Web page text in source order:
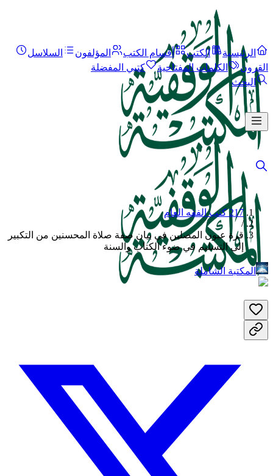
الرئيسية الكتب أقسام الكتب المؤلفون
السلاسل
القرون
الكلمات المفتاحية
كتبي المفضلة
البحث
217 كتب الفقه العام
/
قرة عيون المصلين في بيان صفة صلاة المحسنين من التكبير
إلى التسليم في ضوء الكتاب والسنة
المكتبة الشاملة